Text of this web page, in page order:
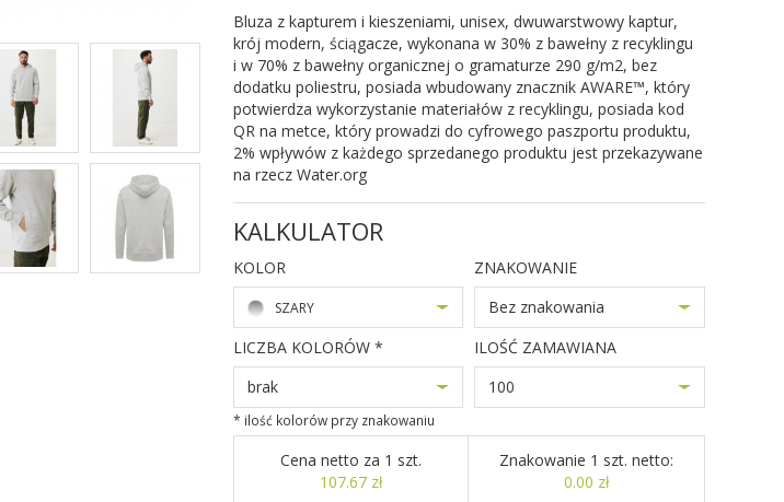
Bluza z kapturem i kieszeniami, unisex, dwuwarstwowy kaptur,
krój modern, ściągacze, wykonana w 30% z bawełny z recyklingu
i w 70% z bawełny organicznej o gramaturze 290 g/m2, bez
dodatku poliestru, posiada wbudowany znacznik AWARE™, który
potwierdza wykorzystanie materiałów z recyklingu, posiada kod
QR na metce, który prowadzi do cyfrowego paszportu produktu,
2% wpływów z każdego sprzedanego produktu jest przekazywane
na rzecz Water.org
KALKULATOR
KOLOR
SZARY
ZNAKOWANIE
Bez znakowania
LICZBA KOLORÓW *
brak
* ilość kolorów przy znakowaniu
ILOŚĆ ZAMAWIANA
100
Cena netto za 1 szt.
107.67 zł
Znakowanie 1 szt. netto:
0.00 zł